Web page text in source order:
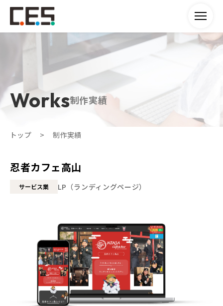
制作実績
トップ 制作実績
忍者カフェ高山
サービス業 LP（ランディングページ）